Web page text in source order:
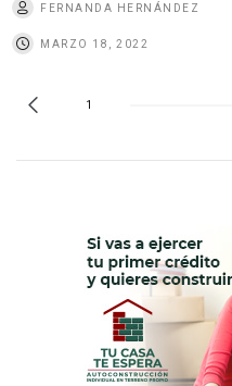
FERNANDA HERNÁNDEZ
MARZO 18, 2022
1